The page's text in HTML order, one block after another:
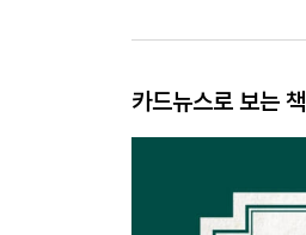
카드뉴스로 보는 책